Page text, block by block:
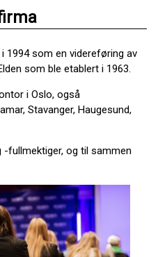
1994 som en videreføring av
som ble etablert i 1963.
i Oslo, også
Stavanger, Haugesund,
-fullmektiger, og til sammen